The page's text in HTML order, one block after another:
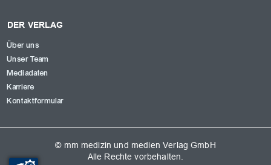
DER VERLAG
Über uns
Unser Team
Mediadaten
Karriere
Kontaktformular
© mm medizin und medien Verlag GmbH
Alle Rechte vorbehalten.